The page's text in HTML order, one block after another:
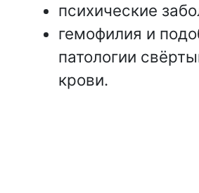
психические
гемофилия и
патологии
крови.